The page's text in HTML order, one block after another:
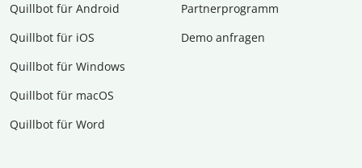
Quillbot für Android
Quillbot für iOS
Quillbot für Windows
Quillbot für macOS
Quillbot für Word
Partnerprogramm
Demo anfragen